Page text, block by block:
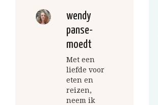
wendy
panse-
moedt
Met een
liefde voor
eten en
reizen,
neem ik